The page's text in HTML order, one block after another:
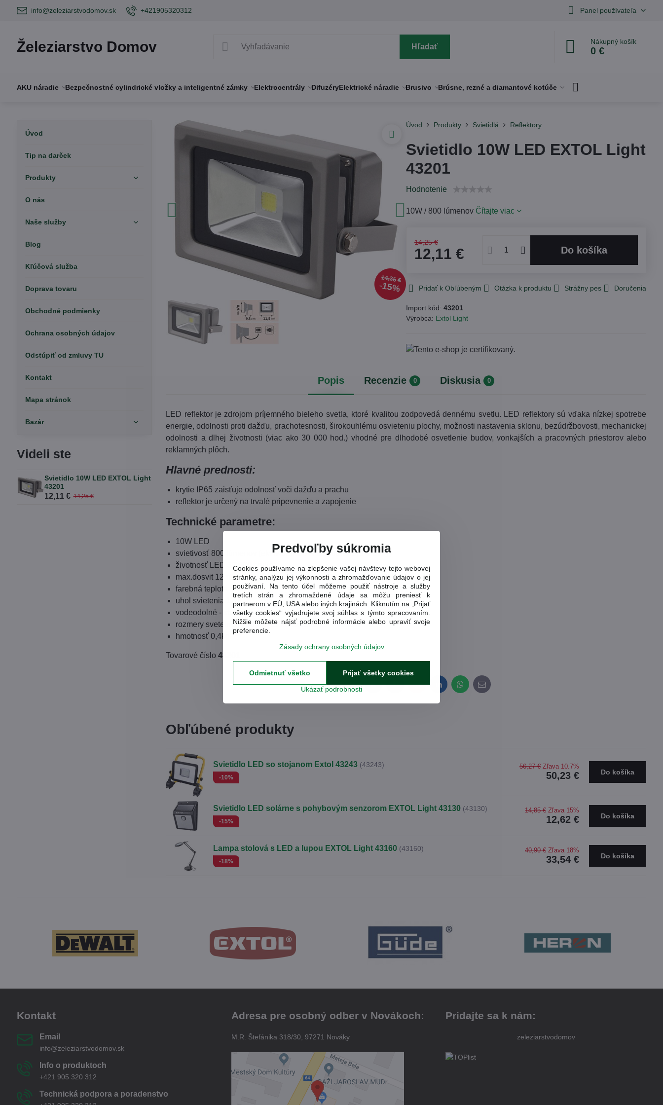
info@zeleziarstvodomov.sk +421905320312 Panel používateľa
Železiarstvo Domov Hľadať
Nákupný košík
0 €
AKU náradie Bezpečnostné cylindrické vložky a inteligentné zámky Elektrocentrály DifuzéryElektrické náradie Brusivo Brúsne, rezné a diamantové kotúče
14,25 €
15%
Úvod Produkty Svietidlá Reflektory
Svietidlo 10W LED EXTOL Light
43201
Hodnotenie
10W / 800 lúmenov Čítajte viac
14,25 €
12,11 € Do košíka
Pridať k Obľúbeným Otázka k produktu Strážny pes Doručenia
Import kód:43201
Výrobca: Extol Light
Popis Recenzie 0 Diskusia 0
LED reflektor je zdrojom príjemného bieleho svetla, ktoré kvalitou zodpovedá dennému svetlu. LED reflektory sú vďaka nízkej spotrebe
energie, odolnosti proti dažďu, prachotesnosti, širokouhlému osvieteniu plochy, možnosti nastavenia sklonu, bezúdržbovosti, mechanickej
odolnosti a dlhej životnosti (viac ako 30 000 hod.) vhodné pre dlhodobé osvetlenie budov, vonkajších a pracovných priestorov alebo
reklamných plôch.
Hlavné prednosti:
krytie IP65 zaisťuje odolnosť voči dažďu a prachu
reflektor je určený na trvalé pripevnenie a zapojenie
Technické parametre:
10W LED
svietivosť 800 lúmenov (ekvivalent 50W štandardnej žiarovky)
životnosť LED 30 000 hodín
max.dosvit 12m
farebná teplota 6295K
uhol svietenia 120°
vodeodolné - stupeň ochrany IP65
rozmery svetelného zdroja 115x89x93mm
hmotnosť 0,4kg
Tovarové číslo43201
Facebook
TwitterBlueskyPinterestReddit LinkedInWhatsApp
E-
mail
Obľúbené produkty
Svietidlo LED so stojanom Extol 43243 (43243)
-10% 50,23 €
56,27 € Zľava 10.7%
Do košíka
Svietidlo LED solárne s pohybovým senzorom EXTOL Light 43130 (43130)
-15% 12,62 €
14,85 € Zľava 15%
Do košíka
Lampa stolová s LED a lupou EXTOL Light 43160 (43160)
-18% 33,54 €
40,90 € Zľava 18%
Do košíka
Úvod
Tip na darček
Produkty
O nás
Naše služby
Blog
Kľúčová služba
Doprava tovaru
Obchodné podmienky
Ochrana osobných údajov
Odstúpiť od zmluvy TU
Kontakt
Mapa stránok
Bazár
Videli ste
Svietidlo 10W LED EXTOL Light
43201
12,11 € 14,25 €
Kontakt
Email
info@zeleziarstvodomov.sk
Info o produktoch
+421 905 320 312
Technická podpora a poradenstvo
Adresa pre osobný odber v Novákoch:
M.R. Štefánika 318/30, 97271 Nováky
Pridajte sa k nám:
zeleziarstvodomov
Predvoľby súkromia
Cookies používame na zlepšenie vašej návštevy tejto webovej
stránky, analýzu jej výkonnosti a zhromažďovanie údajov o jej
používaní. Na tento účel môžeme použiť nástroje a služby
tretích strán a zhromaždené údaje sa môžu preniesť k
partnerom v EÚ, USA alebo iných krajinách. Kliknutím na „Prijať
všetky cookies“ vyjadrujete svoj súhlas s týmto spracovaním.
Nižšie môžete nájsť podrobné informácie alebo upraviť svoje
preferencie.
Zásady ochrany osobných údajov
Ukázať podrobnosti
Prijať všetky cookies
Odmietnuť všetko